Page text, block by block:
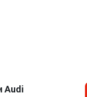
Audi